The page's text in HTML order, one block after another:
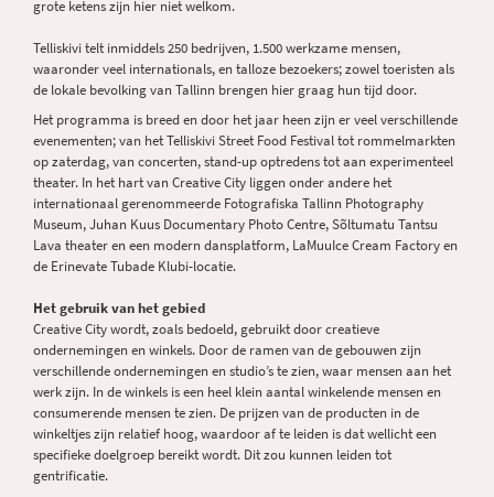
grote ketens zijn hier niet welkom.
Telliskivi telt inmiddels 250 bedrijven, 1.500 werkzame mensen,
waaronder veel internationals, en talloze bezoekers; zowel toeristen als
de lokale bevolking van Tallinn brengen hier graag hun tijd door.
Het programma is breed en door het jaar heen zijn er veel verschillende
evenementen; van het Telliskivi Street Food Festival tot rommelmarkten
op zaterdag, van concerten, stand-up optredens tot aan experimenteel
theater. In het hart van Creative City liggen onder andere het
internationaal gerenommeerde Fotografiska Tallinn Photography
Museum, Juhan Kuus Documentary Photo Centre, Sõltumatu Tantsu
Lava theater en een modern dansplatform, LaMuuIce Cream Factory en
de Erinevate Tubade Klubi-locatie.
Het gebruik van het gebied
Creative City wordt, zoals bedoeld, gebruikt door creatieve
ondernemingen en winkels. Door de ramen van de gebouwen zijn
verschillende ondernemingen en studio’s te zien, waar mensen aan het
werk zijn. In de winkels is een heel klein aantal winkelende mensen en
consumerende mensen te zien. De prijzen van de producten in de
winkeltjes zijn relatief hoog, waardoor af te leiden is dat wellicht een
specifieke doelgroep bereikt wordt. Dit zou kunnen leiden tot
gentrificatie.